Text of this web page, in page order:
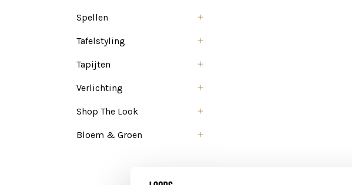
Spellen
Tafelstyling
Tapijten
Verlichting
Shop The Look
Bloem & Groen